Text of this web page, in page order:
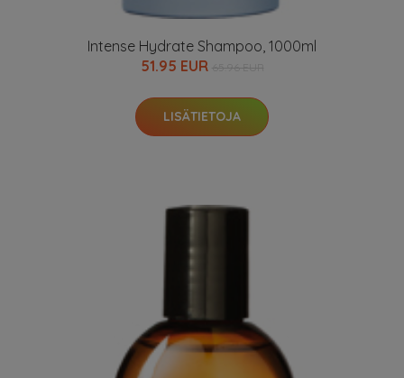
Intense Hydrate Shampoo, 1000ml
51.95 EUR
LISÄTIETOJA